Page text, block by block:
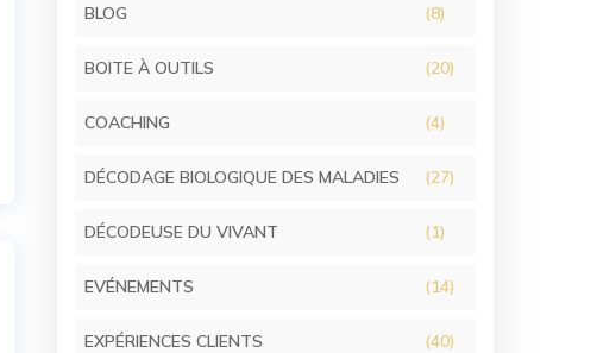
BLOG (8)
BOITE À OUTILS (20)
COACHING (4)
DÉCODAGE BIOLOGIQUE DES MALADIES (27)
DÉCODEUSE DU VIVANT (1)
EVÉNEMENTS (14)
EXPÉRIENCES CLIENTS (40)